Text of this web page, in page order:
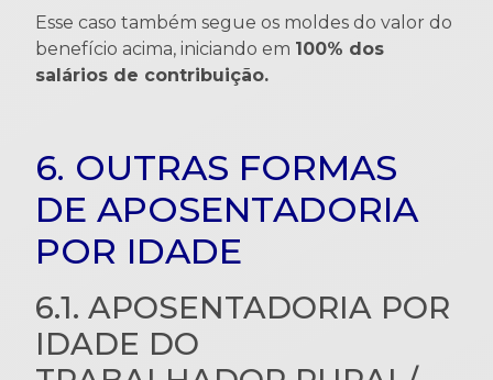
Esse caso também segue os moldes do valor do
benefício acima, iniciando em 100% dos
salários de contribuição.
6. OUTRAS FORMAS
DE APOSENTADORIA
POR IDADE
6.1. APOSENTADORIA POR
IDADE DO